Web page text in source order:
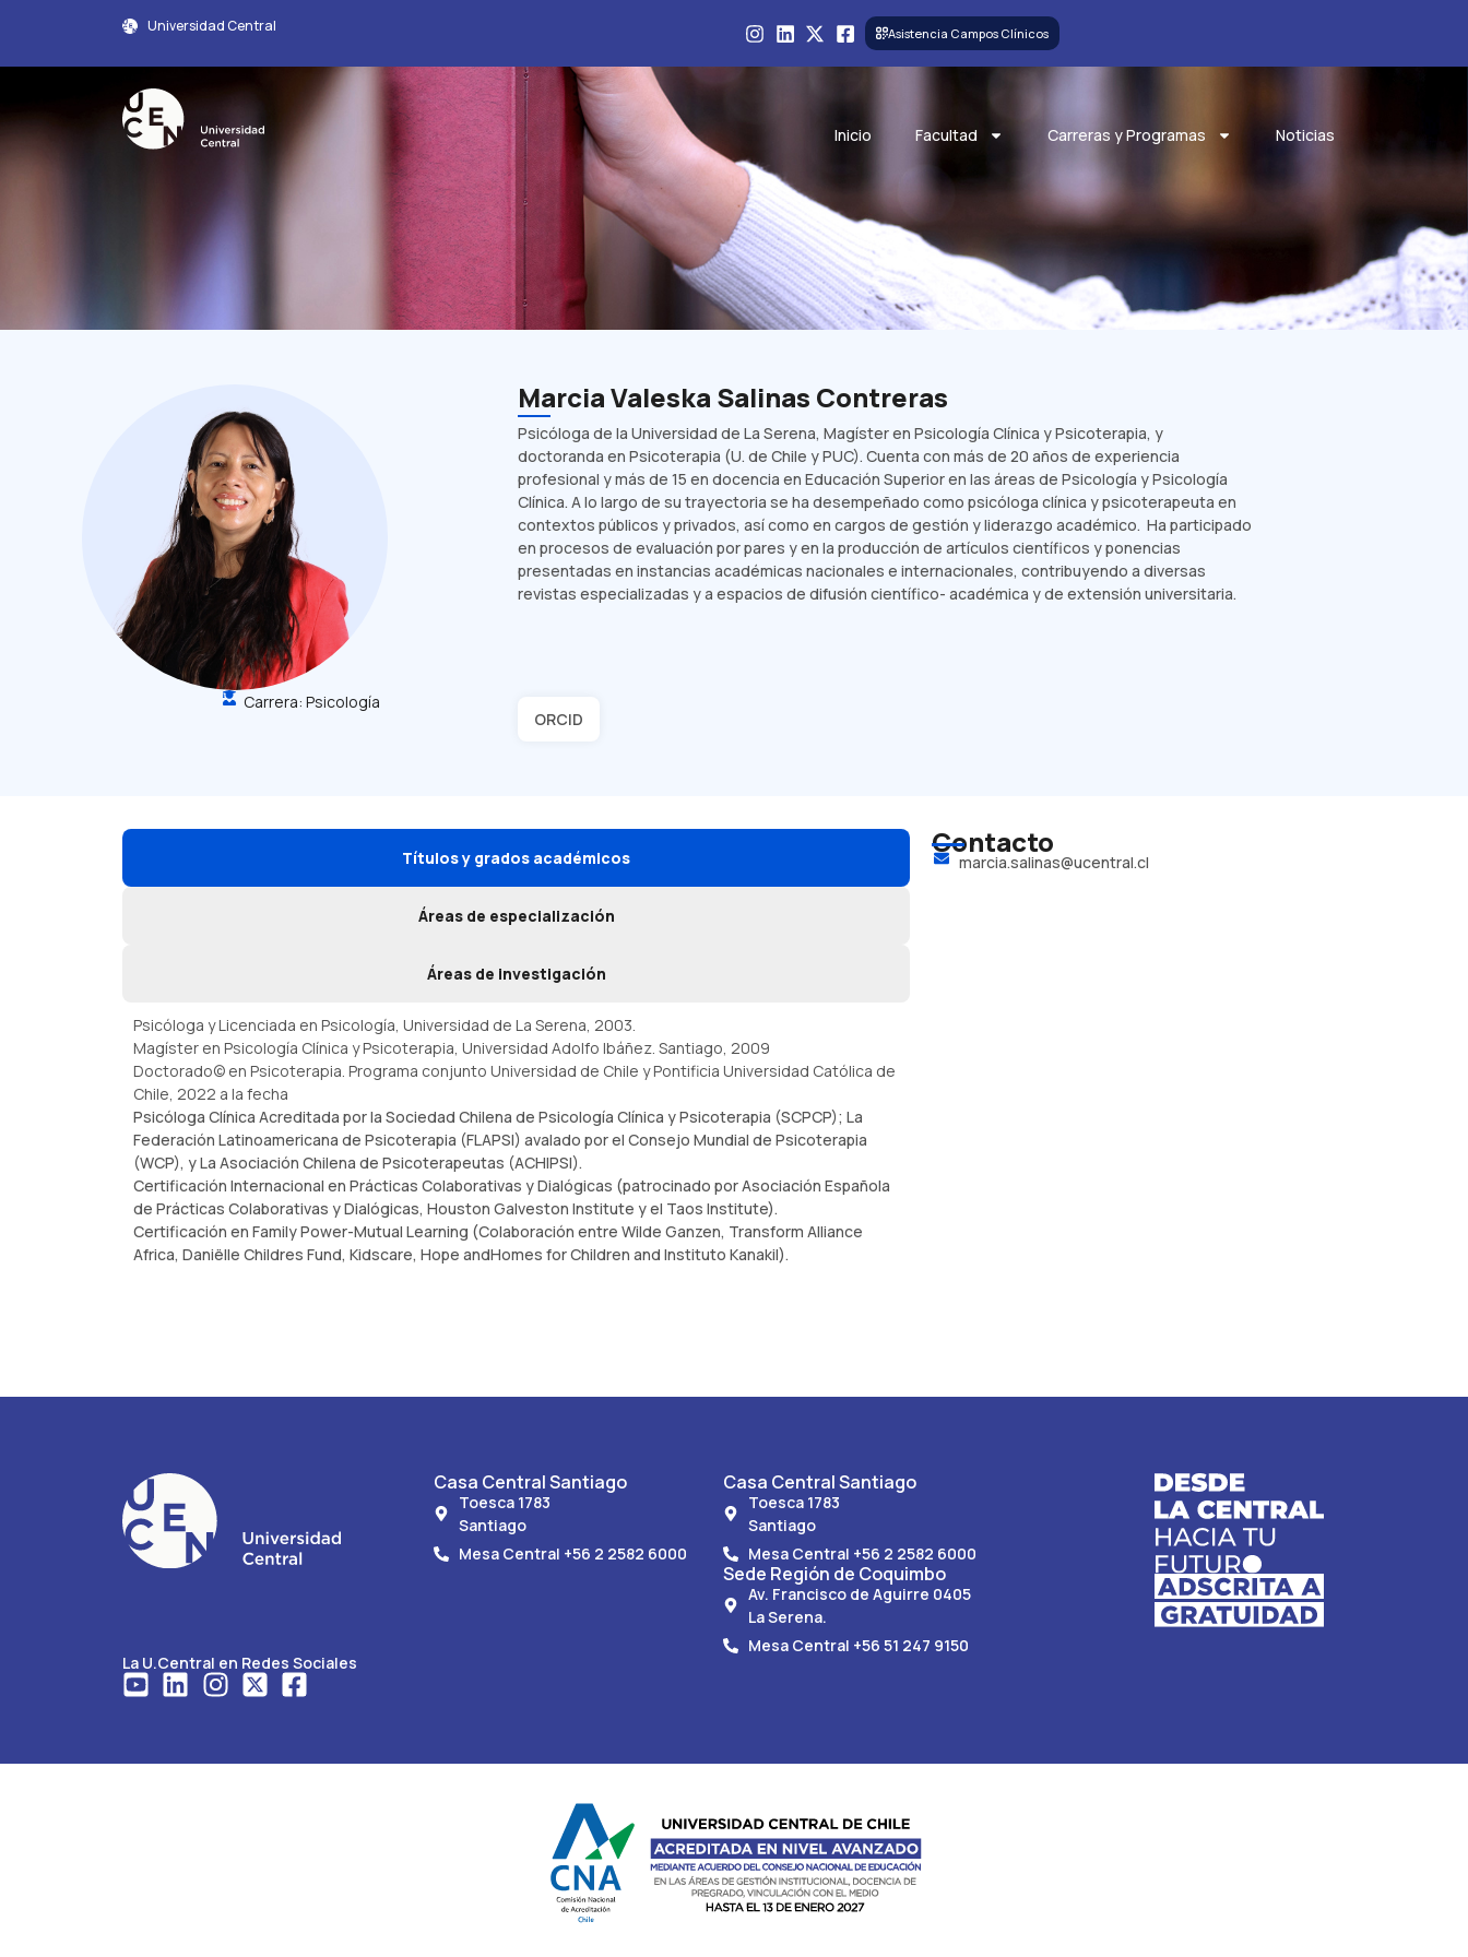
Universidad Central Asistencia Campos Clínicos
Inicio Facultad Carreras y Programas Noticias
Perfil Académico
Carrera:Psicología
Marcia Valeska Salinas Contreras
Psicóloga de la Universidad de La Serena, Magíster en Psicología Clínica y Psicoterapia, y
doctoranda en Psicoterapia (U. de Chile y PUC). Cuenta con más de 20 años de experiencia
profesional y más de 15 en docencia en Educación Superior en las áreas de Psicología y Psicología
Clínica. A lo largo de su trayectoria se ha desempeñado como psicóloga clínica y psicoterapeuta en
contextos públicos y privados, así como en cargos de gestión y liderazgo académico. Ha participado
en procesos de evaluación por pares y en la producción de artículos científicos y ponencias
presentadas en instancias académicas nacionales e internacionales, contribuyendo a diversas
revistas especializadas y a espacios de difusión científico- académica y de extensión universitaria.
ORCID
Títulos y grados académicos
Áreas de especialización
Áreas de investigación
Psicóloga y Licenciada en Psicología, Universidad de La Serena, 2003.
Magíster en Psicología Clínica y Psicoterapia, Universidad Adolfo Ibáñez. Santiago, 2009
Doctorado© en Psicoterapia. Programa conjunto Universidad de Chile y Pontificia Universidad Católica de
Chile, 2022 a la fecha
Psicóloga Clínica Acreditada por la Sociedad Chilena de Psicología Clínica y Psicoterapia (SCPCP); La
Federación Latinoamericana de Psicoterapia (FLAPSI) avalado por el Consejo Mundial de Psicoterapia
(WCP), y La Asociación Chilena de Psicoterapeutas (ACHIPSI).
Certificación Internacional en Prácticas Colaborativas y Dialógicas (patrocinado por Asociación Española
de Prácticas Colaborativas y Dialógicas, Houston Galveston Institute y el Taos Institute).
Certificación en Family Power-Mutual Learning (Colaboración entre Wilde Ganzen, Transform Alliance
Africa, Daniëlle Childres Fund, Kidscare, Hope andHomes for Children and Instituto Kanakil).
Contacto
marcia.salinas@ucentral.cl
La U.Central en Redes Sociales
Casa Central Santiago
Toesca 1783
Santiago
Mesa Central +56 2 2582 6000
Casa Central Santiago
Toesca 1783
Santiago
Mesa Central +56 2 2582 6000
Sede Región de Coquimbo
Av. Francisco de Aguirre 0405
La Serena.
Mesa Central +56 51 247 9150